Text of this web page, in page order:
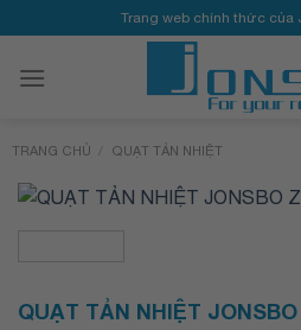
qua
nội
Trang web chính thức của
TRANG CHỦ / QUẠT TẢN NHIỆT
QUẠT TẢN NHIỆT